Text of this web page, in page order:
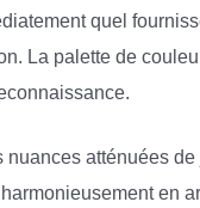
quel
La palette de
nuances atténuées
en